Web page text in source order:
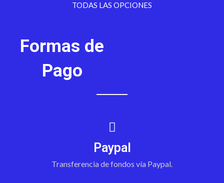
TODAS LAS OPCIONES
Formas de
Pago
Paypal
Transferencia de fondos vía Paypal.